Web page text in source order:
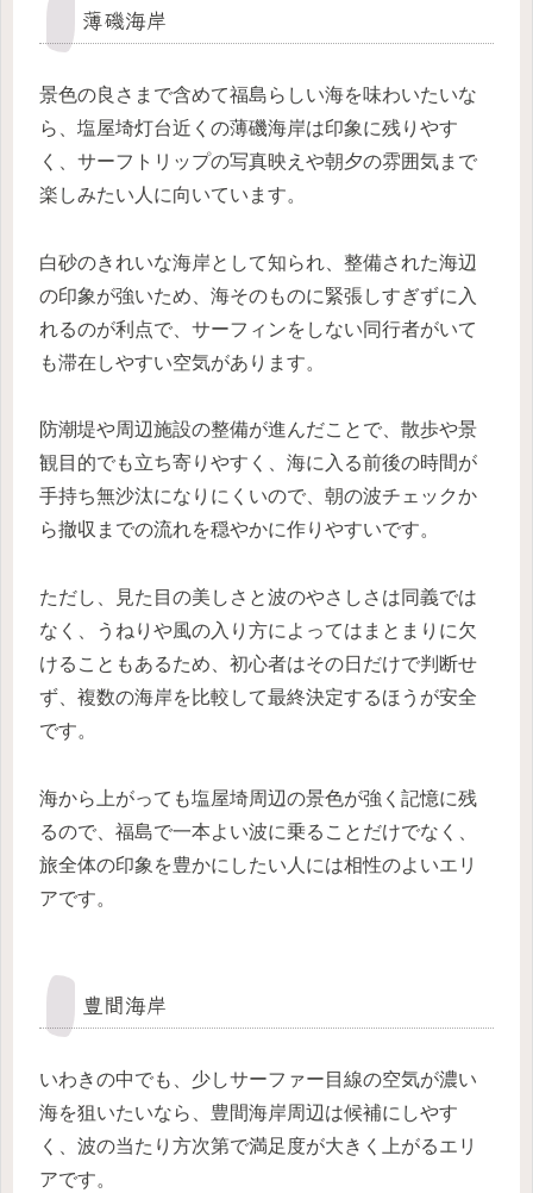
薄磯海岸
景色の良さまで含めて福島らしい海を味わいたいな
ら、塩屋埼灯台近くの薄磯海岸は印象に残りやす
く、サーフトリップの写真映えや朝夕の雰囲気まで
楽しみたい人に向いています。
白砂のきれいな海岸として知られ、整備された海辺
の印象が強いため、海そのものに緊張しすぎずに入
れるのが利点で、サーフィンをしない同行者がいて
も滞在しやすい空気があります。
防潮堤や周辺施設の整備が進んだことで、散歩や景
観目的でも立ち寄りやすく、海に入る前後の時間が
手持ち無沙汰になりにくいので、朝の波チェックか
ら撤収までの流れを穏やかに作りやすいです。
ただし、見た目の美しさと波のやさしさは同義では
なく、うねりや風の入り方によってはまとまりに欠
けることもあるため、初心者はその日だけで判断せ
ず、複数の海岸を比較して最終決定するほうが安全
です。
海から上がっても塩屋埼周辺の景色が強く記憶に残
るので、福島で一本よい波に乗ることだけでなく、
旅全体の印象を豊かにしたい人には相性のよいエリ
アです。
豊間海岸
いわきの中でも、少しサーファー目線の空気が濃い
海を狙いたいなら、豊間海岸周辺は候補にしやす
く、波の当たり方次第で満足度が大きく上がるエリ
アです。